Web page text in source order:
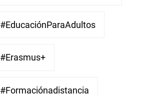
#EducaciónParaAdultos
#Erasmus+
#Formaciónadistancia